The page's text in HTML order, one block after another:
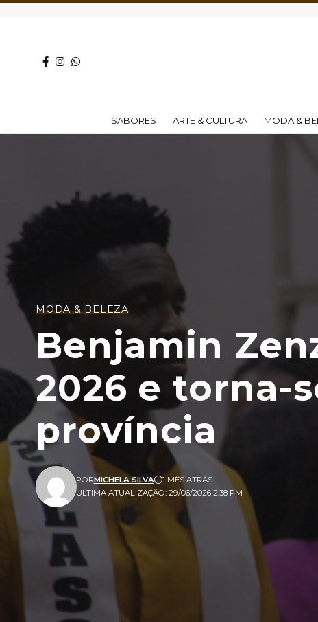
SABORES ARTE & CULTURA MODA &
MODA & BELEZA
Benjamin
2026 e torna-
província
ULTIMA ATUALIZAÇÃO: 29/06/2026 2:38 PM
PORMICHELA SILVA 1 MÊS ATRÁS